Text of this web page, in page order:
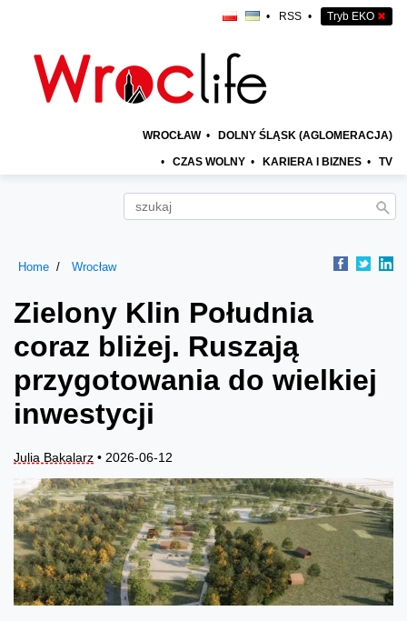
• RSS • Tryb EKO ✖
WROCŁAW • DOLNY ŚLĄSK (AGLOMERACJA)
• CZAS WOLNY • KARIERA I BIZNES • TV
Home Wrocław
Zielony Klin Południa
coraz bliżej. Ruszają
przygotowania do wielkiej
inwestycji
Julia Bakalarz • 2026-06-12